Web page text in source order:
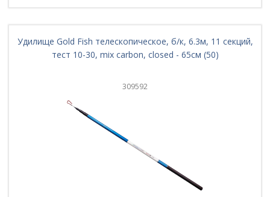
Удилище Gold Fish телескопическое, б/к, 6.3м, 11 секций,
тест 10-30, mix carbon, closed - 65см (50)
309592